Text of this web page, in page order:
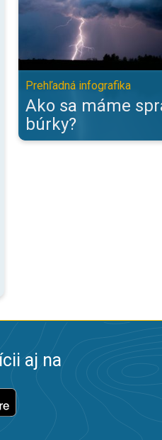
Prehľadná infografika
Ako sa máme
búrky?
aj na